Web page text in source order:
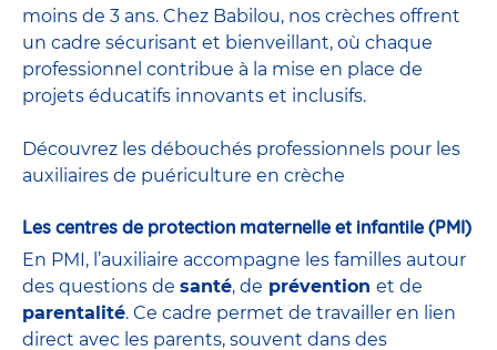
moins de 3 ans. Chez Babilou, nos crèches offrent
un cadre sécurisant et bienveillant, où chaque
professionnel contribue à la mise en place de
projets éducatifs innovants et inclusifs.
Découvrez les débouchés professionnels pour les
auxiliaires de puériculture en crèche
Les centres de protection maternelle et infantile (PMI)
En PMI, l’auxiliaire accompagne les familles autour
des questions de santé, de prévention et de
parentalité. Ce cadre permet de travailler en lien
direct avec les parents, souvent dans des